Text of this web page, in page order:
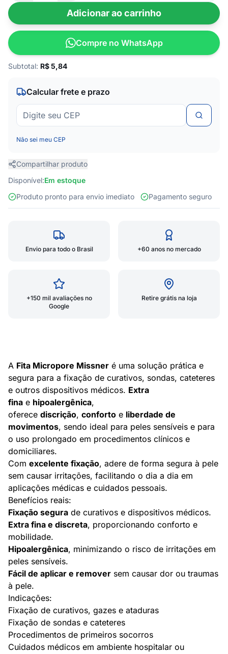
Adicionar ao carrinho
Compre no WhatsApp
Subtotal: R$5,84
Calcular frete e prazo
Não sei meu CEP
Compartilhar produto
Disponível:Em estoque
Produto pronto para envio imediato
Pagamento seguro
Envio para todo o Brasil +60 anos no mercado
+150 mil avaliações no
Google
Retire grátis na loja
A Fita Micropore Missner é uma solução prática e
segura para a fixação de curativos, sondas, cateteres
e outros dispositivos médicos. Extra
fina e hipoalergênica,
oferece discrição, conforto e liberdade de
movimentos, sendo ideal para peles sensíveis e para
o uso prolongado em procedimentos clínicos e
domiciliares.
Com excelente fixação, adere de forma segura à pele
sem causar irritações, facilitando o dia a dia em
aplicações médicas e cuidados pessoais.
Benefícios reais:
Fixação segura de curativos e dispositivos médicos.
Extra fina e discreta, proporcionando conforto e
mobilidade.
Hipoalergênica, minimizando o risco de irritações em
peles sensíveis.
Fácil de aplicar e remover sem causar dor ou traumas
à pele.
Indicações:
Fixação de curativos, gazes e ataduras
Fixação de sondas e cateteres
Procedimentos de primeiros socorros
Cuidados médicos em ambiente hospitalar ou